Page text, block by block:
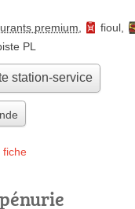
premium fioul
PL
station-service
fiche